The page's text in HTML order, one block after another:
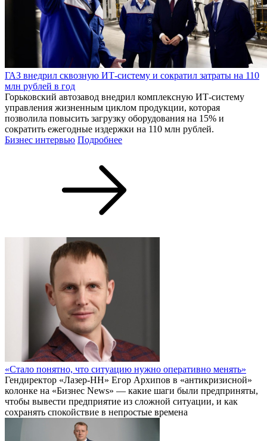
ГАЗ внедрил сквозную ИТ-систему и сократил затраты на 110
млн рублей в год
Горьковский автозавод внедрил комплексную ИТ-систему
управления жизненным циклом продукции, которая
позволила повысить загрузку оборудования на 15% и
сократить ежегодные издержки на 110 млн рублей.
Бизнес интервью Подробнее
«Стало понятно, что ситуацию нужно оперативно менять»
Гендиректор «Лазер-НН» Егор Архипов в «антикризисной»
колонке на «Бизнес News» — какие шаги были предприняты,
чтобы вывести предприятие из сложной ситуации, и как
сохранять спокойствие в непростые времена